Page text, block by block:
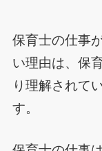
保育士の仕事
い理由は、保
り理解されて
す。